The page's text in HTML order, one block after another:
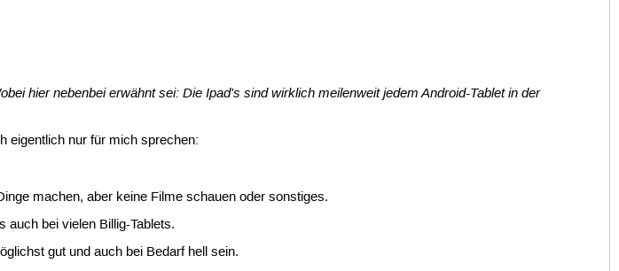
hier nebenbei erwähnt sei: Die Ipad's sind wirklich meilenweit jedem Android-Tablet in der
eigentlich nur für mich sprechen:
machen, aber keine Filme schauen oder sonstiges.
auch bei vielen Billig-Tablets.
gut und auch bei Bedarf hell sein.